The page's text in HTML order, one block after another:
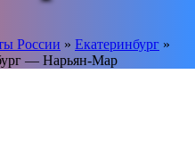
России » Екатеринбург »
— Нарьян-Мар